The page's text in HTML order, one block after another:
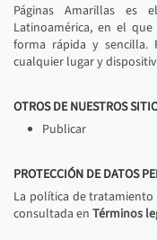
Páginas Amarillas es
Latinoamérica, en el
forma rápida y sencilla.
cualquier lugar y
OTROS DE NUESTROS
Publicar
PROTECCIÓN DE DATOS
La política de
consultada en Términos